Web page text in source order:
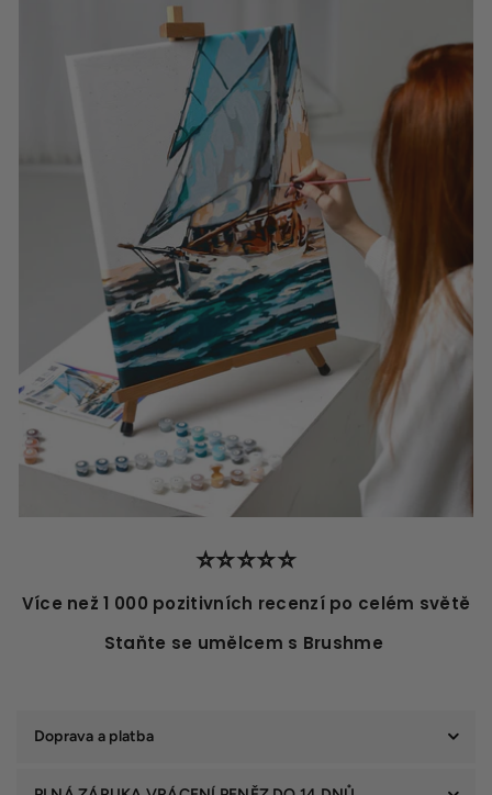
⭐️⭐️⭐️⭐️⭐️
Více než 1 000 pozitivních recenzí po celém světě
Staňte se umělcem s Brushme
Doprava a platba